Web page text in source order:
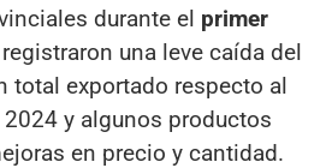
durante el primer
registraron una leve caída del
total exportado respecto al
y algunos productos
en precio y cantidad.